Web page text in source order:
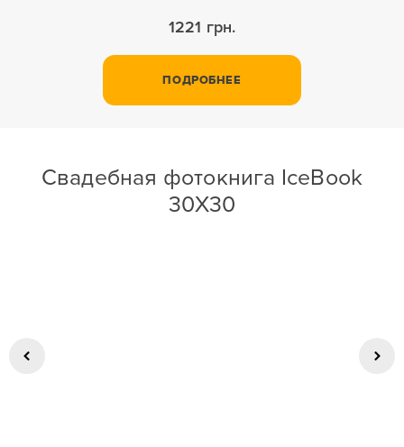
1221 грн.
ПОДРОБНЕЕ
Свадебная фотокнига IceBook
30X30